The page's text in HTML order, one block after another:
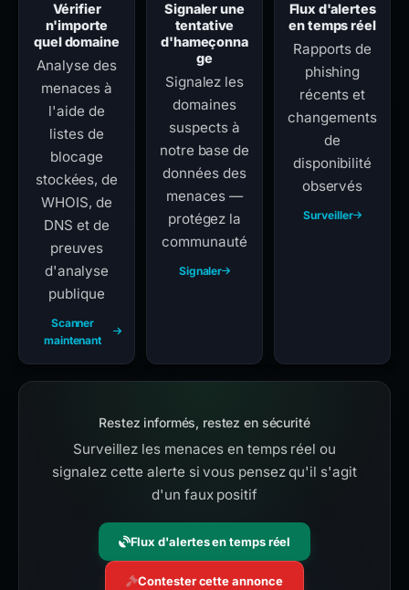
Vérifier
n'importe
quel domaine
Analyse des
menaces à
l'aide de
listes de
blocage
stockées, de
WHOIS, de
DNS et de
preuves
d'analyse
publique
Scanner
maintenant
Signaler une
tentative
d'hameçonna
ge
Signalez les
domaines
suspects à
notre base de
données des
menaces —
protégez la
communauté
Signaler
Flux d'alertes
en temps réel
Rapports de
phishing
récents et
changements
de
disponibilité
observés
Surveiller
Restez informés, restez en sécurité
Surveillez les menaces en temps réel ou
signalez cette alerte si vous pensez qu'il s'agit
d'un faux positif
Flux d'alertes en temps réel
Contester cette annonce